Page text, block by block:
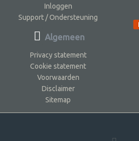
Inloggen
Support / Ondersteuning
Algemeen
Privacy statement
Cookie statement
Voorwaarden
Disclaimer
Sitemap